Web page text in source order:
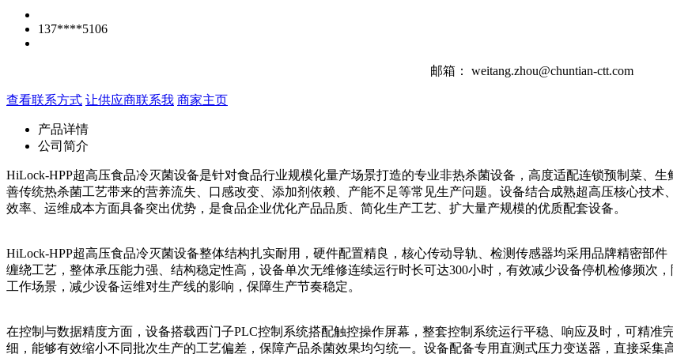
137****5106
邮箱： weitang.zhou@chuntian-ctt.com
查看联系方式 让供应商联系我 商家主页
产品详情
公司简介
HiLock-HPP超高压食品冷灭菌设备是针对食品行业规模化量产场景打造的专业非热杀菌设备，高度适配连锁预制菜、
善传统热杀菌工艺带来的营养流失、口感改变、添加剂依赖、产能不足等常见生产问题。设备结合成熟超高压核心技
效率、运维成本方面具备突出优势，是食品企业优化产品品质、简化生产工艺、扩大量产规模的优质配套设备。
HiLock-HPP超高压食品冷灭菌设备整体结构扎实耐用，硬件配置精良，核心传动导轨、检测传感器均采用品牌精密部
缠绕工艺，整体承压能力强、结构稳定性高，设备单次无维修连续运行时长可达300小时，有效减少设备停机检修频次
工作场景，减少设备运维对生产线的影响，保障生产节奏稳定。
在控制与数据精度方面，设备搭载西门子PLC控制系统搭配触控操作屏幕，整套控制系统运行平稳、响应及时，可精
细，能够有效缩小不同批次生产的工艺偏差，保障产品杀菌效果均匀统一。设备配备专用直测式压力变送器，直接采